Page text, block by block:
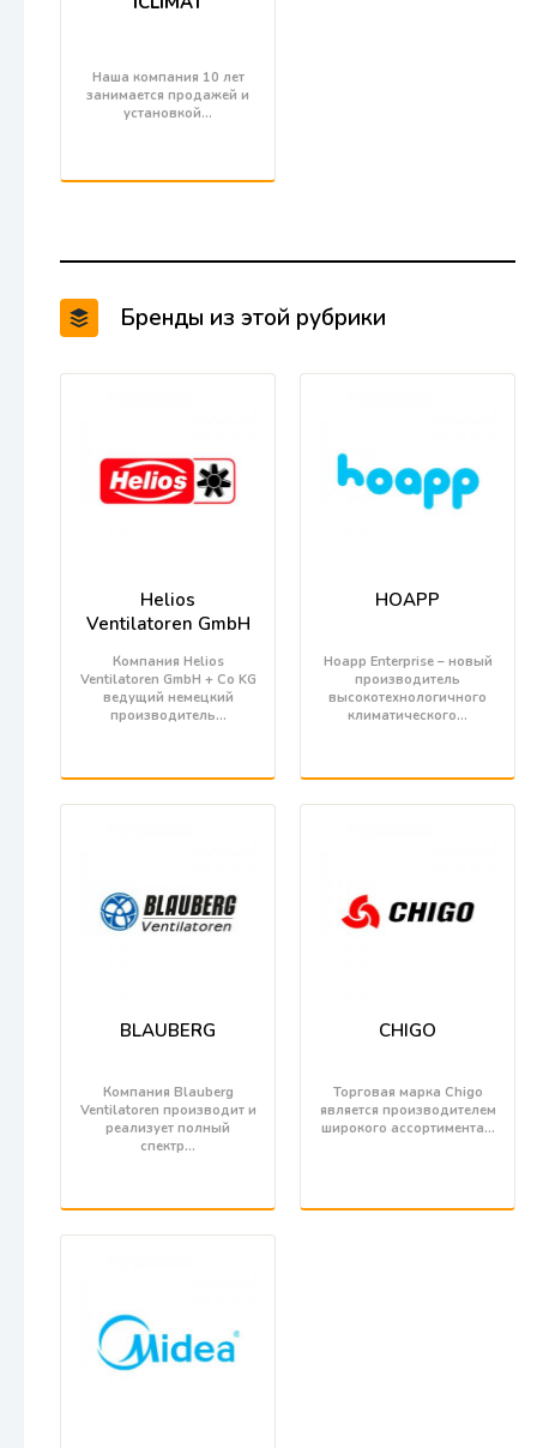
Наша компания 10 лет
занимается продажей и
установкой…
Бренды из этой рубрики
Helios
Ventilatoren GmbH
Компания Helios
Ventilatoren GmbH + Co KG
ведущий немецкий
производитель…
HOAPP
Hoapp Enterprise – новый
производитель
высокотехнологичного
климатического…
BLAUBERG
Компания Blauberg
Ventilatoren производит и
реализует полный
спектр…
CHIGO
Торговая марка Chigo
является производителем
широкого ассортимента…